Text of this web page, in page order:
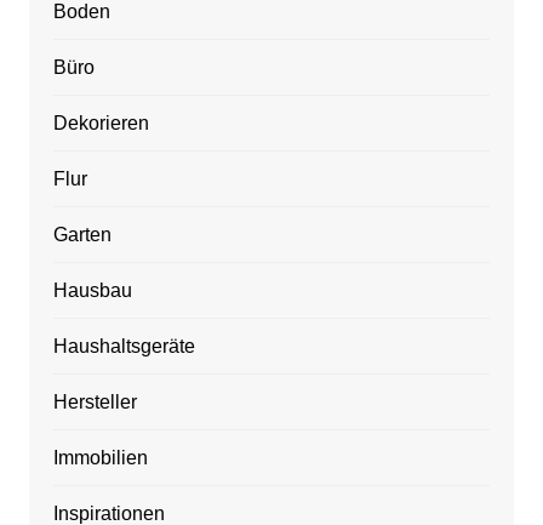
Boden
Büro
Dekorieren
Flur
Garten
Hausbau
Haushaltsgeräte
Hersteller
Immobilien
Inspirationen